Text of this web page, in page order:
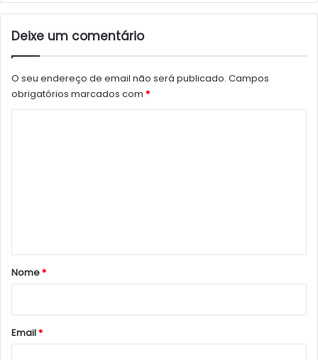
Deixe um comentário
O seu endereço de email não será publicado. Campos
obrigatórios marcados com *
r
*
Nome*
Email*